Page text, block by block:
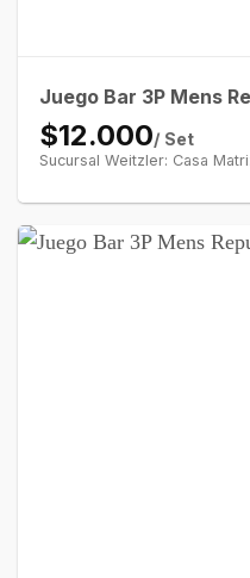
Juego Bar 3P Mens
$12.000/ Set
Sucursal Weitzler: Casa